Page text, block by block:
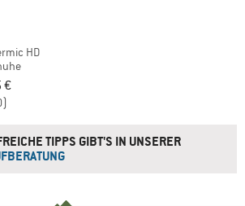
HD
€
TIPPS GIBT'S IN UNSERER